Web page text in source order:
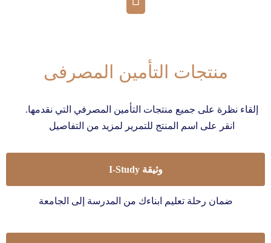
منتجات التأمين المصرفى
إلقاء نظرة على جميع منتجات التأمين المصرفي التي نقدمها.
انقر على اسم المنتج للتمرير لمزيد من التفاصيل
وثيقة I-Study
ضمان رحلة تعليم ابناءك من المدرسة إلى الجامعة